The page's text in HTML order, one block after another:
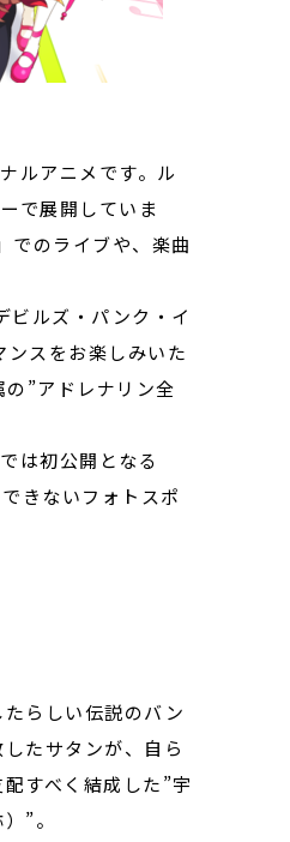
ルアニメです。ル
で展開していま
」でのライブや、楽曲
ルズ・パンク・イ
スをお楽しみいた
”アドレナリン全
は初公開となる
きないフォトスポ
らしい伝説のバン
たサタンが、自ら
すべく結成した”宇
”。